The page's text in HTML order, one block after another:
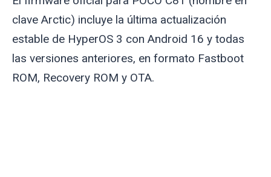
clave Arctic) incluye la última actualización
estable de HyperOS 3 con Android 16 y todas
las versiones anteriores, en formato Fastboot
ROM, Recovery ROM y OTA.